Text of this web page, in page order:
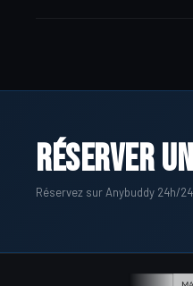
Réserver
Réservez sur Anybuddy 24h/24